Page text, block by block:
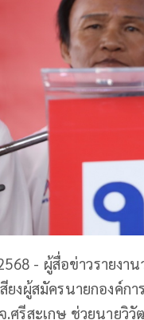
- ผู้สื่อข่าวรายง
ยงผู้สมัครนายกองค์
ศรีสะเกษ ช่วยนายวิ